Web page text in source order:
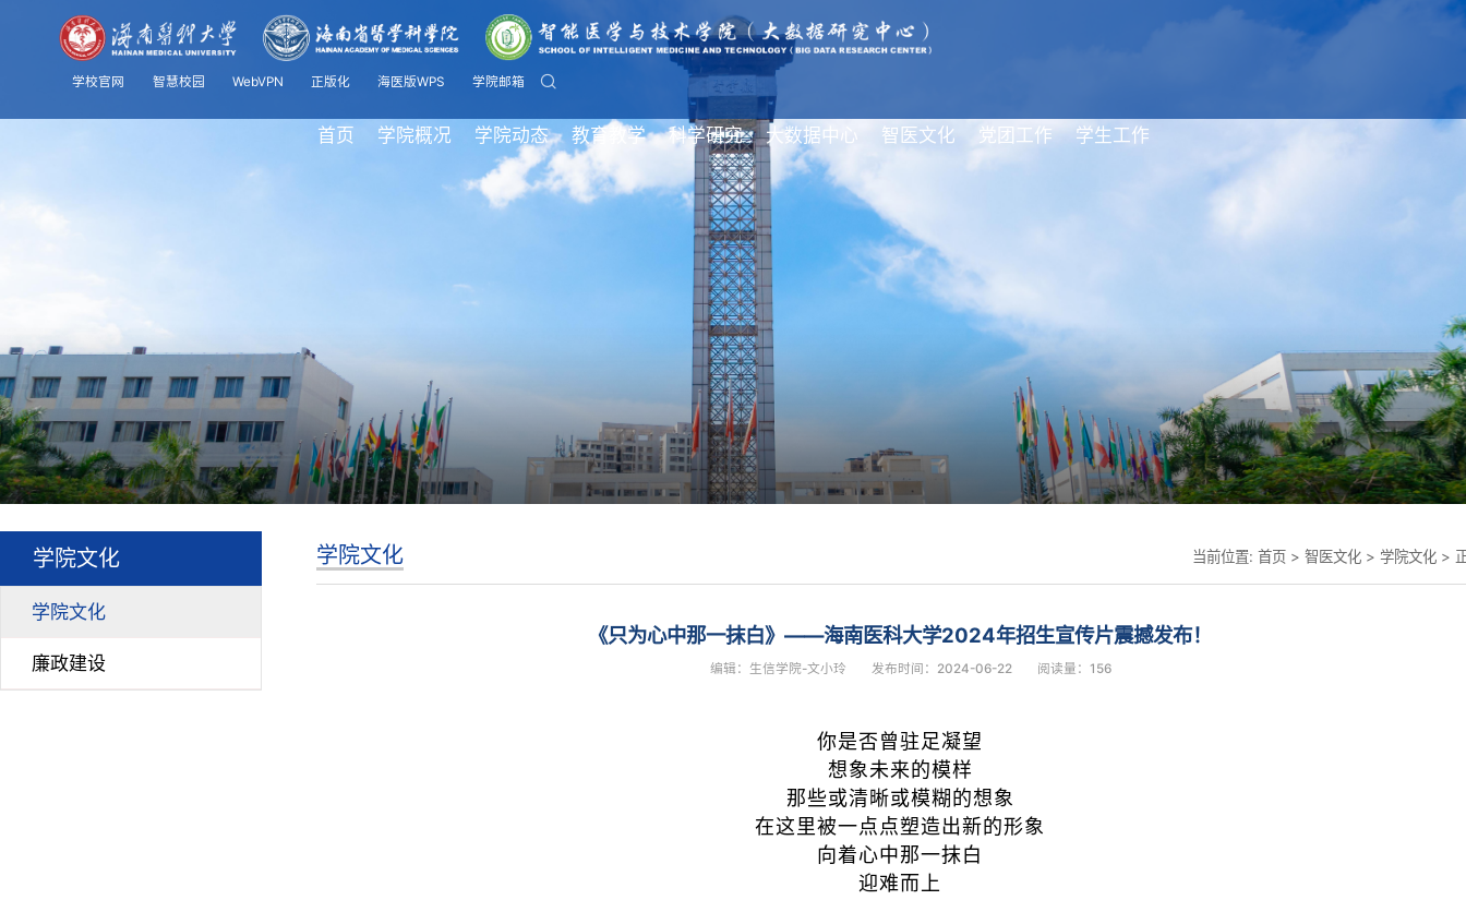
学校官网 智慧校园 WebVPN 正版化 海医版WPS 学院邮箱
首页 学院概况 学院动态 教育教学 科学研究 大数据中心 智医文化 党团工作 学生工作
学院文化
学院文化
廉政建设
当前位置: 首页 > 智医文化 > 学院文化 >
学院文化
《只为心中那一抹白》——海南医科大学2024年招生宣传片震撼发布！
编辑：生信学院-文小玲 发布时间：2024-06-22 阅读量： 156
你是否曾驻足凝望
想象未来的模样
那些或清晰或模糊的想象
在这里被一点点塑造出新的形象
向着心中那一抹白
迎难而上